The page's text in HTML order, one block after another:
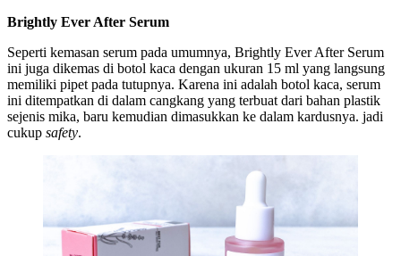
Brightly Ever After Serum
Seperti kemasan serum pada umumnya, Brightly Ever After Serum
ini juga dikemas di botol kaca dengan ukuran 15 ml yang langsung
memiliki pipet pada tutupnya. Karena ini adalah botol kaca, serum
ini ditempatkan di dalam cangkang yang terbuat dari bahan plastik
sejenis mika, baru kemudian dimasukkan ke dalam kardusnya. jadi
cukup safety.